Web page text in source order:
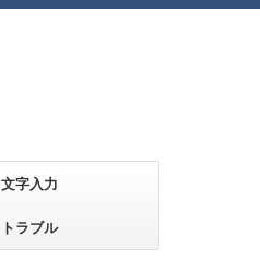
文字入力
トラブル